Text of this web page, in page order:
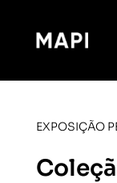
EXPOSIÇÃO